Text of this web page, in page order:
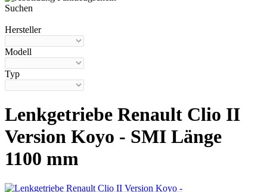
Suchen
Hersteller
Modell
Typ
Lenkgetriebe Renault Clio II
Version Koyo - SMI Länge
1100 mm